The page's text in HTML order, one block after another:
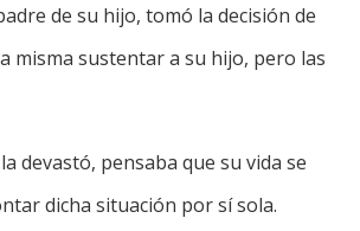
de su hijo, tomó la decisión de
misma sustentar a su hijo, pero las
devastó, pensaba que su vida se
dicha situación por sí sola.